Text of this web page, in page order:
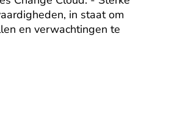
in staat om
en verwachtingen te